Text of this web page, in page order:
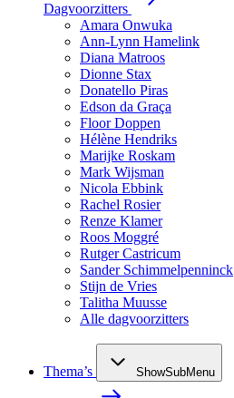
Dagvoorzitters
Amara Onwuka
Ann-Lynn Hamelink
Diana Matroos
Dionne Stax
Donatello Piras
Edson da Graça
Floor Doppen
Hélène Hendriks
Marijke Roskam
Mark Wijsman
Nicola Ebbink
Rachel Rosier
Renze Klamer
Roos Moggré
Rutger Castricum
Sander Schimmelpenninck
Stijn de Vries
Talitha Muusse
Alle dagvoorzitters
Thema’s ShowSubMenu